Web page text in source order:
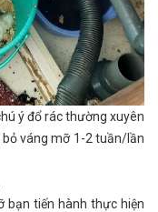
ý đổ rác thường xuyên
bỏ váng mỡ 1-2 tuần/lần
bạn tiến hành thực hiện